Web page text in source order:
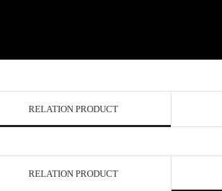
RELATION PRODUCT
RELATION PRODUCT